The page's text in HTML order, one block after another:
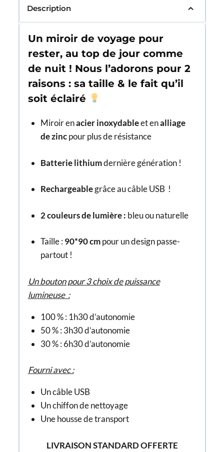
Description
Un miroir de voyage pour
rester, au top de jour comme
de nuit ! Nous l’adorons pour 2
raisons : sa taille & le fait qu’il
soit éclairé
Miroir enacier inoxydableet enalliage
de zincpour plus de résistance
Batterie lithiumdernière génération !
Rechargeablegrâce au câble USB !
2 couleurs de lumière : bleu ou naturelle
Taille : 90*90 cmpour un design passe-
partout !
Un bouton pour 3 choix de puissance
lumineuse :
100 % : 1h30 d’autonomie
50 % : 3h30 d’autonomie
30 % : 6h30 d’autonomie
Fourni avec :
Un câble USB
Un chiffon de nettoyage
Une housse de transport
LIVRAISON STANDARD OFFERTE